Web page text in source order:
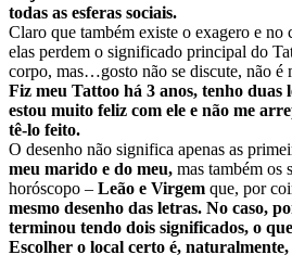
todas as esferas sociais.
Claro que também existe o exagero e no
elas perdem o significado principal do
corpo, mas…gosto não se discute, não é
Fiz meu Tattoo há 3 anos, tenho duas
estou muito feliz com ele e não me
tê-lo feito.
O desenho não significa apenas as
meu marido e do meu, mas também os
horóscopo – Leão e Virgem que, por
mesmo desenho das letras. No caso,
terminou tendo dois significados, o
Escolher o local certo é,